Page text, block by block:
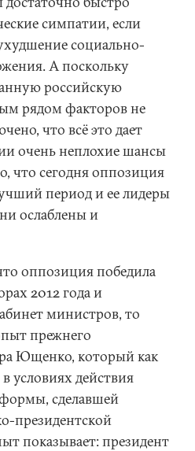
симпатии, если
социально-
А поскольку
российскую
рядом факторов не
что всё это дает
очень неплохие шансы
что сегодня оппозиция
период и ее лидеры
ослаблены и
оппозиция победила
2012 года и
министров, то
прежнего
Ющенко, который как
условиях действия
сделавшей
президентской
показывает: президент